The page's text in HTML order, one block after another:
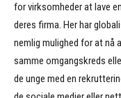
for virksomheder at lave en
deres firma. Her har
nemlig mulighed for at nå
samme omgangskreds
de unge med en